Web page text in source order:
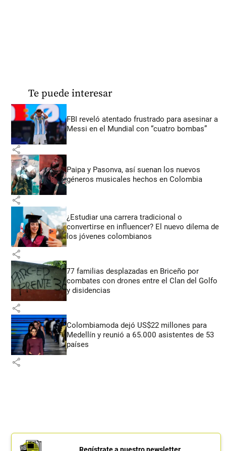
Te puede interesar
FBI reveló atentado frustrado para asesinar a
Messi en el Mundial con “cuatro bombas”
share
Paipa y Pasonva, así suenan los nuevos
géneros musicales hechos en Colombia
share
¿Estudiar una carrera tradicional o
convertirse en influencer? El nuevo dilema de
los jóvenes colombianos
share
77 familias desplazadas en Briceño por
combates con drones entre el Clan del Golfo
y disidencias
share
Colombiamoda dejó US$22 millones para
Medellín y reunió a 65.000 asistentes de 53
países
share
Regístrate a nuestro newsletter